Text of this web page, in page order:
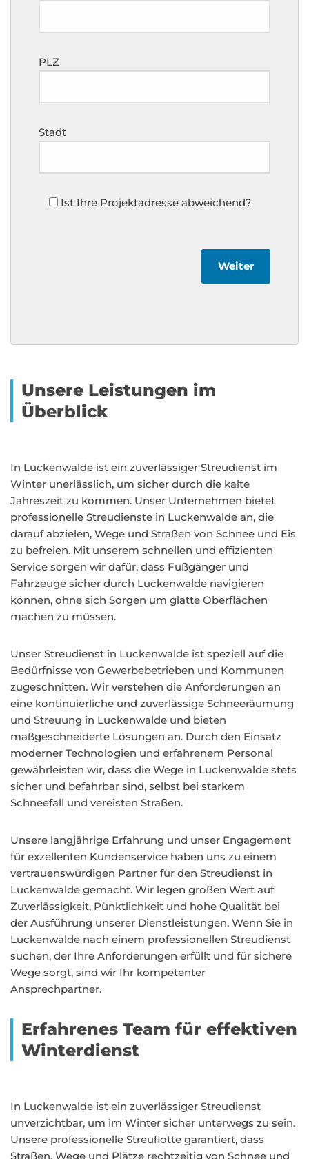
PLZ
Stadt
Ist Ihre Projektadresse abweichend?
Weiter
Unsere Leistungen im
Überblick
In Luckenwalde ist ein zuverlässiger Streudienst im
Winter unerlässlich, um sicher durch die kalte
Jahreszeit zu kommen. Unser Unternehmen bietet
professionelle Streudienste in Luckenwalde an, die
darauf abzielen, Wege und Straßen von Schnee und Eis
zu befreien. Mit unserem schnellen und effizienten
Service sorgen wir dafür, dass Fußgänger und
Fahrzeuge sicher durch Luckenwalde navigieren
können, ohne sich Sorgen um glatte Oberflächen
machen zu müssen.
Unser Streudienst in Luckenwalde ist speziell auf die
Bedürfnisse von Gewerbebetrieben und Kommunen
zugeschnitten. Wir verstehen die Anforderungen an
eine kontinuierliche und zuverlässige Schneeräumung
und Streuung in Luckenwalde und bieten
maßgeschneiderte Lösungen an. Durch den Einsatz
moderner Technologien und erfahrenem Personal
gewährleisten wir, dass die Wege in Luckenwalde stets
sicher und befahrbar sind, selbst bei starkem
Schneefall und vereisten Straßen.
Unsere langjährige Erfahrung und unser Engagement
für exzellenten Kundenservice haben uns zu einem
vertrauenswürdigen Partner für den Streudienst in
Luckenwalde gemacht. Wir legen großen Wert auf
Zuverlässigkeit, Pünktlichkeit und hohe Qualität bei
der Ausführung unserer Dienstleistungen. Wenn Sie in
Luckenwalde nach einem professionellen Streudienst
suchen, der Ihre Anforderungen erfüllt und für sichere
Wege sorgt, sind wir Ihr kompetenter
Ansprechpartner.
Erfahrenes Team für effektiven
Winterdienst
In Luckenwalde ist ein zuverlässiger Streudienst
unverzichtbar, um im Winter sicher unterwegs zu sein.
Unsere professionelle Streuflotte garantiert, dass
Straßen, Wege und Plätze rechtzeitig von Schnee und